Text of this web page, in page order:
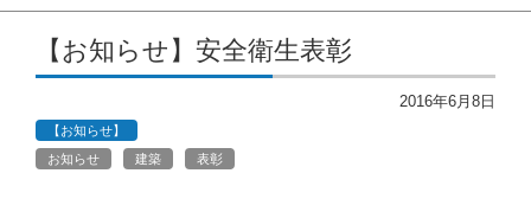
コンテンツに移動
【お知らせ】安全衛生表彰
2016年6月8日
【お知らせ】
お知らせ
建築 表彰